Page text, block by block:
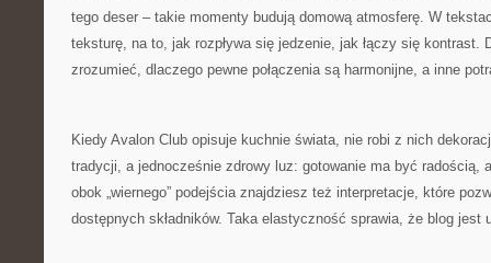
tego deser – takie momenty budują domową atmosferę. W
teksturę, na to, jak rozpływa się jedzenie, jak łączy się kontrast.
zrozumieć, dlaczego pewne połączenia są harmonijne, a inne
Kiedy Avalon Club opisuje kuchnie świata, nie robi z nich
tradycji, a jednocześnie zdrowy luz: gotowanie ma być radością,
obok „wiernego” podejścia znajdziesz też interpretacje, które
dostępnych składników. Taka elastyczność sprawia, że blog jest